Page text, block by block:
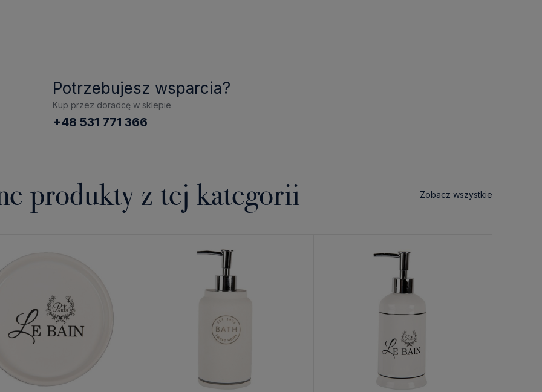
Potrzebujesz wsparcia?
Kup przez doradcę w sklepie
+48 531 771 366
produkty z tej kategorii Zobacz wszystkie